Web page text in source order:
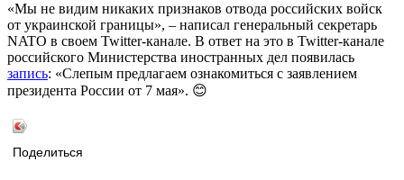
«Мы не видим никаких признаков отвода российских войск
от украинской границы», – написал генеральный секретарь
NATO в своем Twitter-канале. В ответ на это в Twitter-канале
российского Министерства иностранных дел появилась
запись: «Слепым предлагаем ознакомиться с заявлением
президента России от 7 мая». 😊
Поделиться